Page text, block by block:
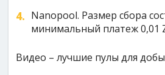
Nanopool. Размер сбора
минимальный платеж 0,01
Видео – лучшие пулы для